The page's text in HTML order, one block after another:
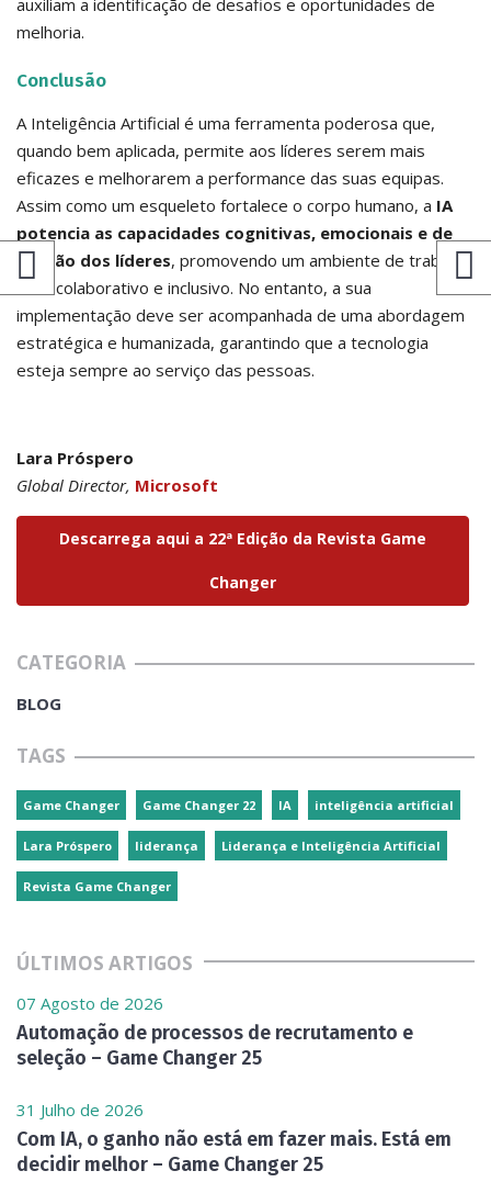
auxiliam a identificação de desafios e oportunidades de
melhoria.
Conclusão
A Inteligência Artificial é uma ferramenta poderosa que,
quando bem aplicada, permite aos líderes serem mais
eficazes e melhorarem a performance das suas equipas.
Assim como um esqueleto fortalece o corpo humano, a IA
potencia as capacidades cognitivas, emocionais e de
gestão dos líderes, promovendo um ambiente de trabalho
mais colaborativo e inclusivo. No entanto, a sua
implementação deve ser acompanhada de uma abordagem
estratégica e humanizada, garantindo que a tecnologia
esteja sempre ao serviço das pessoas.
Lara Próspero
Global Director, Microsoft
Descarrega aqui a 22ª Edição da Revista Game
Changer
CATEGORIA
BLOG
TAGS
Game Changer Game Changer 22 IA inteligência artificial
Lara Próspero liderança Liderança e Inteligência Artificial
Revista Game Changer
ÚLTIMOS ARTIGOS
07 Agosto de 2026
Automação de processos de recrutamento e
seleção – Game Changer 25
31 Julho de 2026
Com IA, o ganho não está em fazer mais. Está em
decidir melhor – Game Changer 25